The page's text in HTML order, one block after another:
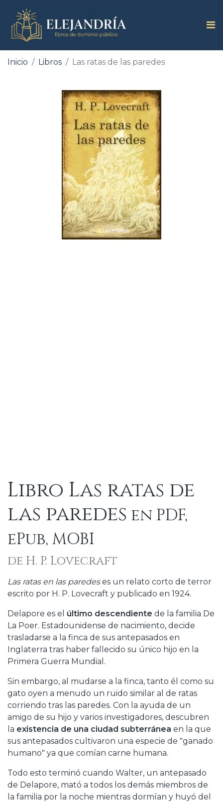
Inicio Libros Las ratas de las paredes
Libro Las ratas de
las paredes en PDF,
ePub, MOBI
de H. P. Lovecraft
Las ratas en las paredeses un relato corto de terror
escrito por H. P. Lovecraft y publicado en 1924.
Delapore es el último descendiente de la familia De
La Poer. Estadounidense de nacimiento, decide
trasladarse a la finca de sus antepasados en
Inglaterra tras haber fallecido su único hijo en la
Primera Guerra Mundial.
Sin embargo, al mudarse a la finca, tanto él como su
gato oyen a menudo un ruido similar al de ratas
corriendo tras las paredes. Con la ayuda de un
amigo de su hijo y varios investigadores, descubren
la existencia de una ciudad subterránea en la que
sus antepasados cultivaron una especie de "ganado
humano" ya que comían carne humana.
Todo esto terminó cuando Walter, un antepasado
de Delapore, mató a todos los demás miembros de
la familia por la noche mientras dormían y huyó del